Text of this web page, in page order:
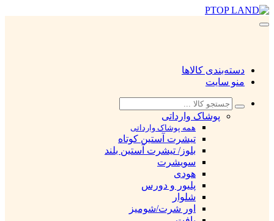
دسته‌بندی کالاها
منو سایت
پوشاک وارداتی
همه پوشاک وارداتی
تیشرت آستین کوتاه
بلوز/ تیشرت آستین بلند
سویشرت
هودی
پلیور و دورس
شلوار
اور شرت/شومیز